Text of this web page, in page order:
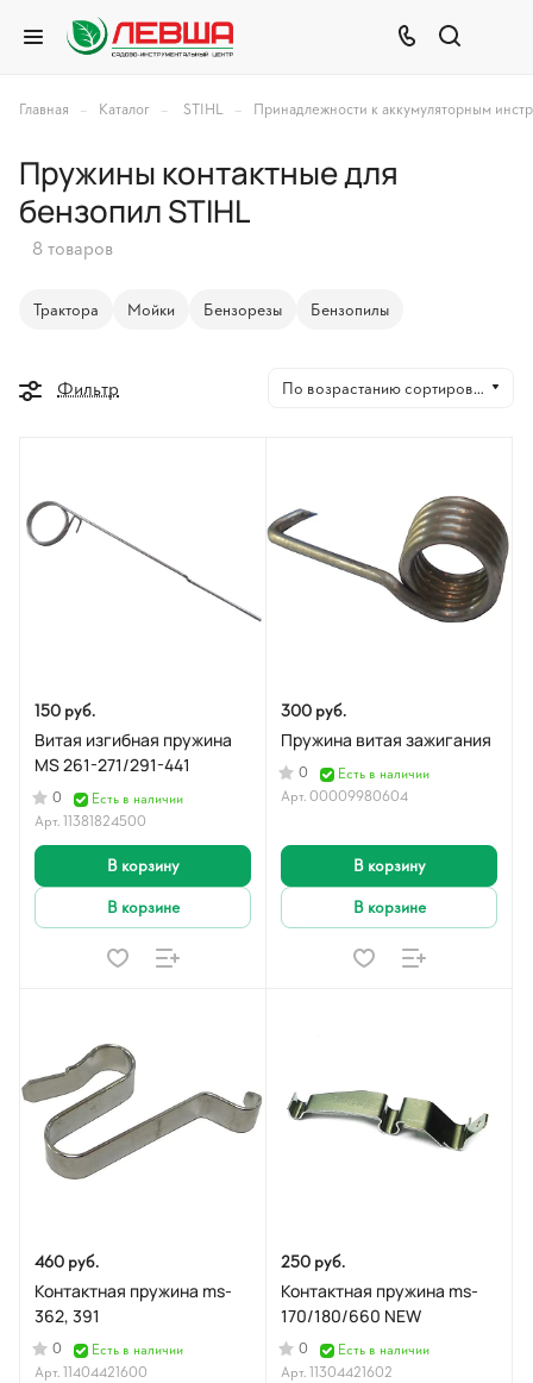
Главная – Каталог – STIHL – Принадлежности к аккумуляторным
Пружины контактные для
бензопил STIHL
8 товаров
Трактора Мойки Бензорезы Бензопилы
Фильтр По возрастанию сортировки
150 руб.
Витая изгибная пружина
MS 261-271/291-441
0
Есть в наличии
Арт.11381824500
В корзину
В корзине
300 руб.
Пружина витая зажигания
0
Есть в наличии
Арт.00009980604
В корзину
В корзине
460 руб.
Контактная пружина ms-
362, 391
0
Есть в наличии
Арт.11404421600
250 руб.
Контактная пружина ms-
170/180/660 NEW
0
Есть в наличии
Арт.11304421602